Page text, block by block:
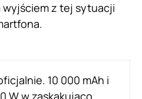
wyjściem z tej sytuacji